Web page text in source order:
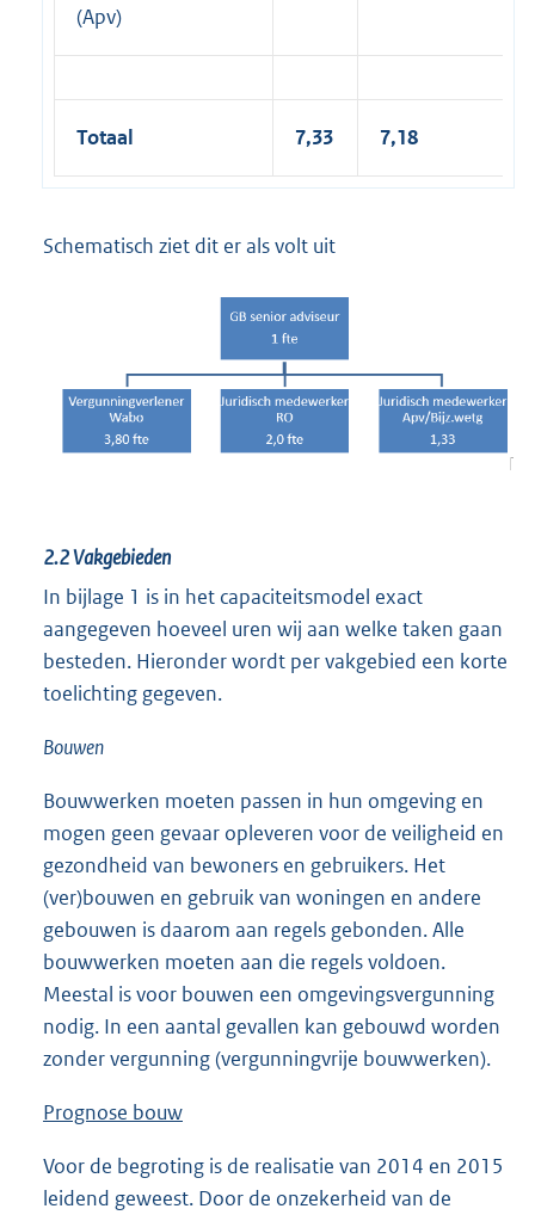
(Apv)
Totaal 7,33 7,18
Schematisch ziet dit er als volt uit
2.2Vakgebieden
In bijlage 1 is in het capaciteitsmodel exact
aangegeven hoeveel uren wij aan welke taken gaan
besteden. Hieronder wordt per vakgebied een korte
toelichting gegeven.
Bouwen
Bouwwerken moeten passen in hun omgeving en
mogen geen gevaar opleveren voor de veiligheid en
gezondheid van bewoners en gebruikers. Het
(ver)bouwen en gebruik van woningen en andere
gebouwen is daarom aan regels gebonden. Alle
bouwwerken moeten aan die regels voldoen.
Meestal is voor bouwen een omgevingsvergunning
nodig. In een aantal gevallen kan gebouwd worden
zonder vergunning (vergunningvrije bouwwerken).
Prognose bouw
Voor de begroting is de realisatie van 2014 en 2015
leidend geweest. Door de onzekerheid van de